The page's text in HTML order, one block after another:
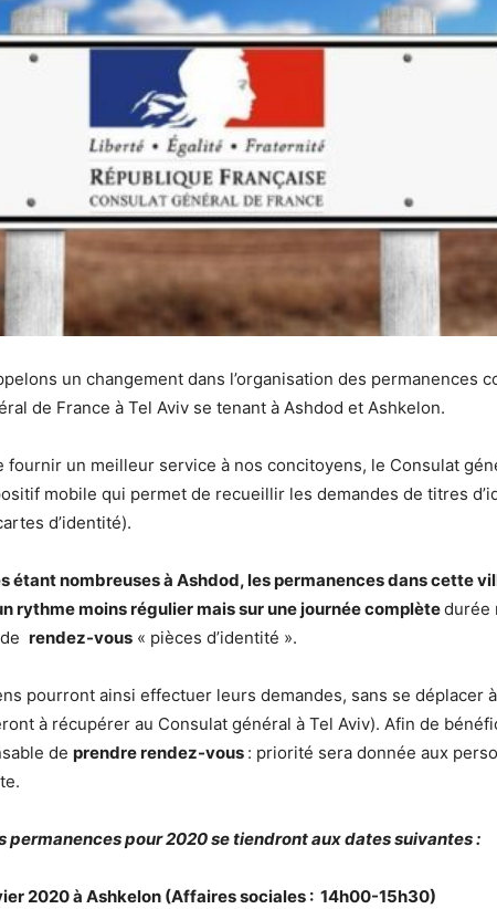
un changement dans l’organisation des permanences
de France à Tel Aviv se tenant à Ashdod et Ashkelon.
fournir un meilleur service à nos concitoyens, le Consulat
mobile qui permet de recueillir les demandes de titres
d’identité).
étant nombreuses à Ashdod, les permanences dans cette
rythme moins régulier mais sur une journée complètedurée
rendez-vous « pièces d’identité ».
pourront ainsi effectuer leurs demandes, sans se déplacer
à récupérer au Consulat général à Tel Aviv). Afin de
de prendre rendez-vous : priorité sera donnée aux
permanences pour 2020 se tiendront aux dates suivantes :
2020 à Ashkelon (Affaires sociales : 14h00-15h30)